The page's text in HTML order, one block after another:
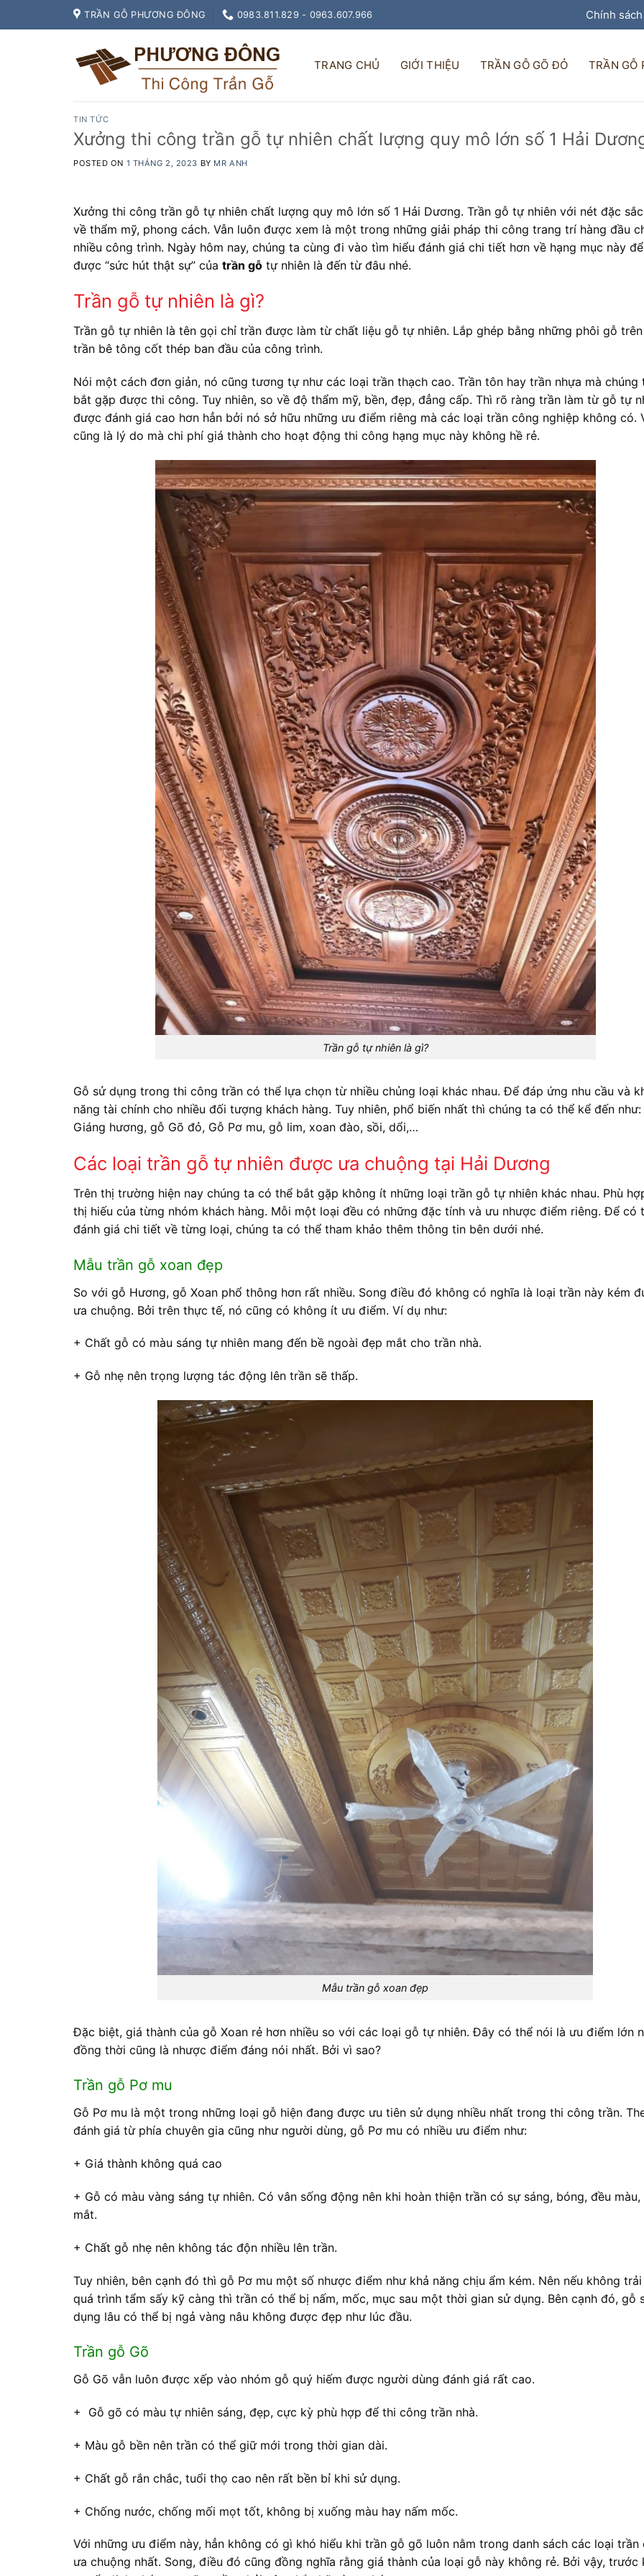
to
TRẦN GỖ PHƯƠNG ĐÔNG 0983.811.829 - 0963.607.966 Chính
TRANG CHỦ GIỚI THIỆU TRẦN GỖ GÕ ĐỎ TRẦN GỖ
TIN TỨC
Xưởng thi công trần gỗ tự nhiên chất lượng quy mô lớn số 1 Hải
POSTED ON 1 THÁNG 2, 2023 BY MR ANH
Xưởng thi công trần gỗ tự nhiên chất lượng quy mô lớn số 1 Hải Dương. Trần gỗ tự nhiên với nét đặc
về thẩm mỹ, phong cách. Vẫn luôn được xem là một trong những giải pháp thi công trang trí hàng đầu
nhiều công trình. Ngày hôm nay, chúng ta cùng đi vào tìm hiểu đánh giá chi tiết hơn về hạng mục này
được “sức hút thật sự” của trần gỗ tự nhiên là đến từ đâu nhé.
Trần gỗ tự nhiên là gì?
Trần gỗ tự nhiên là tên gọi chỉ trần được làm từ chất liệu gỗ tự nhiên. Lắp ghép bằng những phôi gỗ
trần bê tông cốt thép ban đầu của công trình.
Nói một cách đơn giản, nó cũng tương tự như các loại trần thạch cao. Trần tôn hay trần nhựa mà chúng
bắt gặp được thi công. Tuy nhiên, so về độ thẩm mỹ, bền, đẹp, đẳng cấp. Thì rõ ràng trần làm từ gỗ tự
được đánh giá cao hơn hẳn bởi nó sở hữu những ưu điểm riêng mà các loại trần công nghiệp không có.
cũng là lý do mà chi phí giá thành cho hoạt động thi công hạng mục này không hề rẻ.
Trần gỗ tự nhiên là gì?
Gỗ sử dụng trong thi công trần có thể lựa chọn từ nhiều chủng loại khác nhau. Để đáp ứng nhu cầu và
năng tài chính cho nhiều đối tượng khách hàng. Tuy nhiên, phổ biến nhất thì chúng ta có thể kể đến như:
Giáng hương, gỗ Gõ đỏ, Gỗ Pơ mu, gỗ lim, xoan đào, sồi, dổi,…
Các loại trần gỗ tự nhiên được ưa chuộng tại Hải Dương
Trên thị trường hiện nay chúng ta có thể bắt gặp không ít những loại trần gỗ tự nhiên khác nhau. Phù
thị hiếu của từng nhóm khách hàng. Mỗi một loại đều có những đặc tính và ưu nhược điểm riêng. Để có
đánh giá chi tiết về từng loại, chúng ta có thể tham khảo thêm thông tin bên dưới nhé.
Mẫu trần gỗ xoan đẹp
So với gỗ Hương, gỗ Xoan phổ thông hơn rất nhiều. Song điều đó không có nghĩa là loại trần này kém
ưa chuộng. Bởi trên thực tế, nó cũng có không ít ưu điểm. Ví dụ như:
+ Chất gỗ có màu sáng tự nhiên mang đến bề ngoài đẹp mắt cho trần nhà.
+ Gỗ nhẹ nên trọng lượng tác động lên trần sẽ thấp.
Mẫu trần gỗ xoan đẹp
Đặc biệt, giá thành của gỗ Xoan rẻ hơn nhiều so với các loại gỗ tự nhiên. Đây có thể nói là ưu điểm lớn
đồng thời cũng là nhược điểm đáng nói nhất. Bởi vì sao?
Trần gỗ Pơ mu
Gỗ Pơ mu là một trong những loại gỗ hiện đang được ưu tiên sử dụng nhiều nhất trong thi công trần.
đánh giá từ phía chuyên gia cũng như người dùng, gỗ Pơ mu có nhiều ưu điểm như:
+ Giá thành không quá cao
+ Gỗ có màu vàng sáng tự nhiên. Có vân sống động nên khi hoàn thiện trần có sự sáng, bóng, đều màu,
mắt.
+ Chất gỗ nhẹ nên không tác độn nhiều lên trần.
Tuy nhiên, bên cạnh đó thì gỗ Pơ mu một số nhược điểm như khả năng chịu ẩm kém. Nên nếu không
quá trình tẩm sấy kỹ càng thì trần có thể bị nấm, mốc, mục sau một thời gian sử dụng. Bên cạnh đó, gỗ
dụng lâu có thể bị ngả vàng nâu không được đẹp như lúc đầu.
Trần gỗ Gõ
Gỗ Gõ vẫn luôn được xếp vào nhóm gỗ quý hiếm được người dùng đánh giá rất cao.
+ Gỗ gõ có màu tự nhiên sáng, đẹp, cực kỳ phù hợp để thi công trần nhà.
+ Màu gỗ bền nên trần có thể giữ mới trong thời gian dài.
+ Chất gỗ rắn chắc, tuổi thọ cao nên rất bền bỉ khi sử dụng.
+ Chống nước, chống mối mọt tốt, không bị xuống màu hay nấm mốc.
Với những ưu điểm này, hẳn không có gì khó hiểu khi trần gỗ gõ luôn nằm trong danh sách các loại trần
ưa chuộng nhất. Song, điều đó cũng đồng nghĩa rằng giá thành của loại gỗ này không rẻ. Bởi vậy, trước